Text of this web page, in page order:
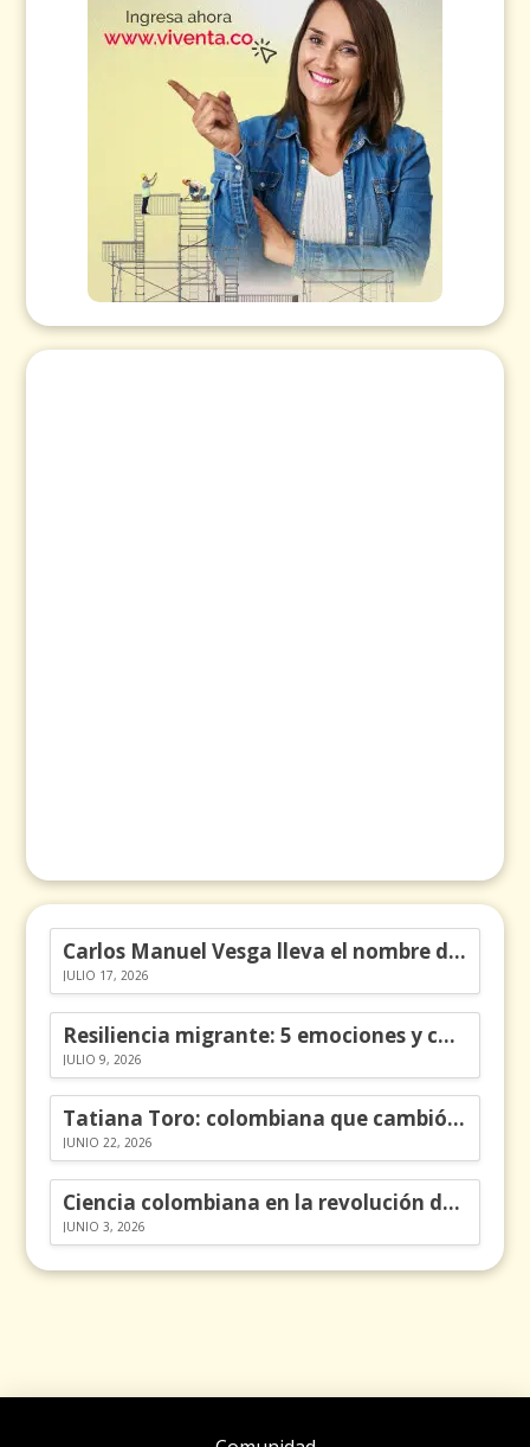
Carlos Manuel Vesga lleva el nombre de Colombia a los Emmy
JULIO 17, 2026
Resiliencia migrante: 5 emociones y cómo gestionarlas
JULIO 9, 2026
Tatiana Toro: colombiana que cambió la historia de las matemáticas
JUNIO 22, 2026
Ciencia colombiana en la revolución de los órganos en chips
JUNIO 3, 2026